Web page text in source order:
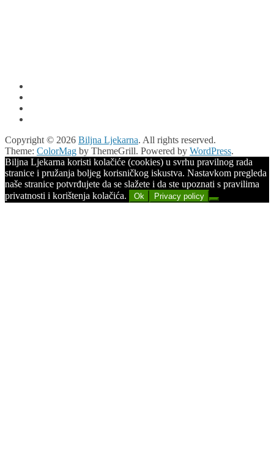
Copyright © 2026 Biljna Ljekarna. All rights reserved.
Theme: ColorMag by ThemeGrill. Powered by WordPress.
Biljna Ljekarna koristi kolačiće (cookies) u svrhu pravilnog rada
stranice i pružanja boljeg korisničkog iskustva. Nastavkom pregleda
naše stranice potvrđujete da se slažete i da ste upoznati s pravilima
privatnosti i korištenja kolačića.
Ok Privacy policy